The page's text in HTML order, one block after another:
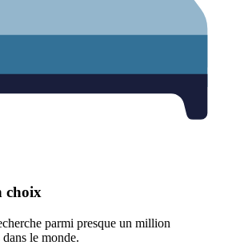
choix
parmi presque un million
dans le monde.